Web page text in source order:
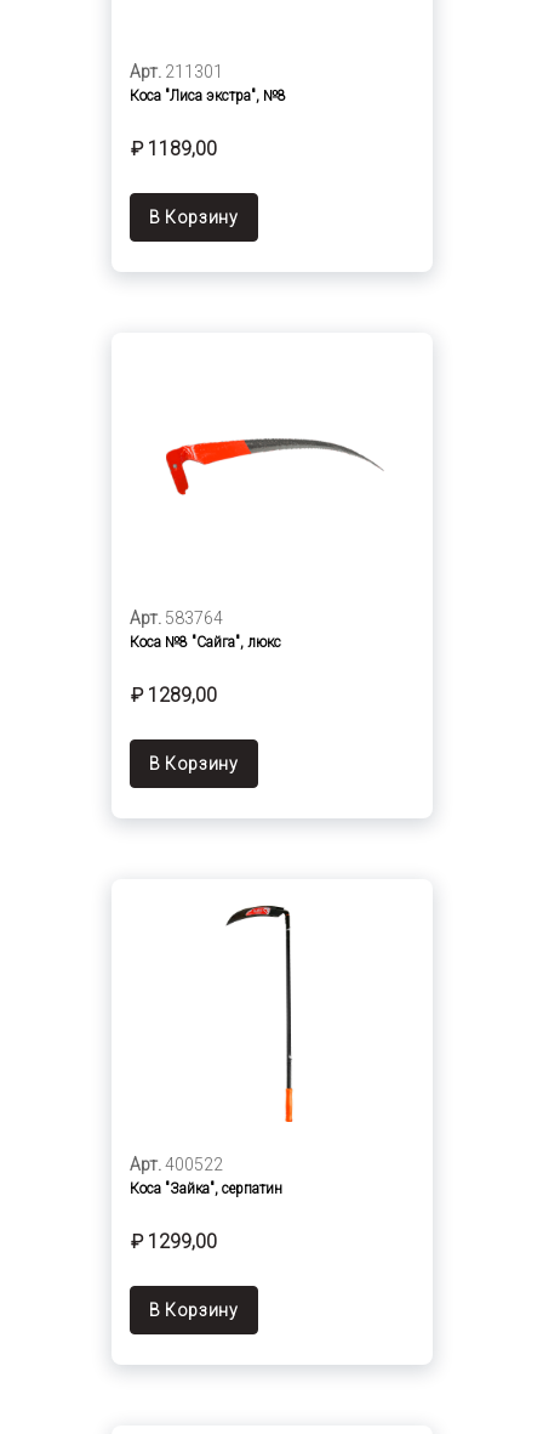
Арт. 211301
Коса "Лиса экстра", №8
₽ 1189,00
В Корзину
Арт. 583764
Коса №8 "Сайга", люкс
₽ 1289,00
В Корзину
Арт. 400522
Коса "Зайка", серпатин
₽ 1299,00
В Корзину